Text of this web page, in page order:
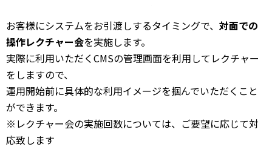
お客様にシステムをお引渡しするタイミングで、 対面での
操作レクチャー会を実施します。
実際に利用いただくCMSの管理画面を利用してレクチャー
をしますので、
運用開始前に具体的な利用イメージを掴んでいただくこと
ができます。
※レクチャー会の実施回数については、ご要望に応じて対
応致します